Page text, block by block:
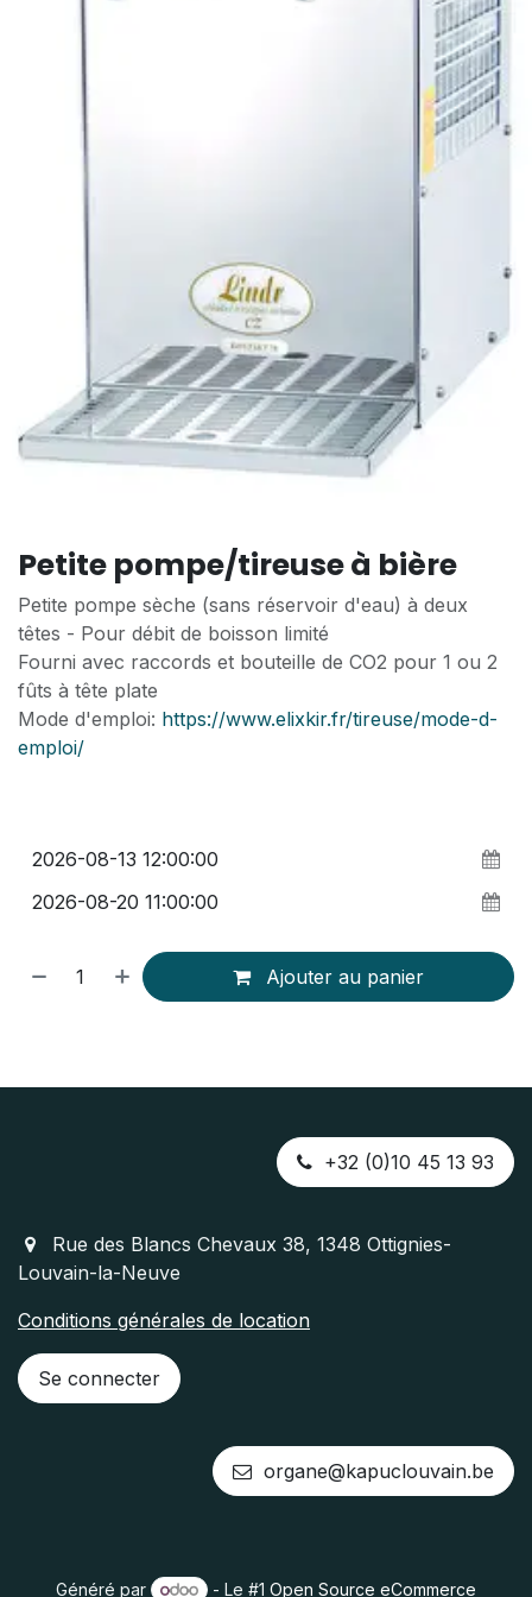
Petite pompe/tireuse à bière
Petite pompe sèche (sans réservoir d'eau) à deux
têtes - Pour débit de boisson limité
Fourni avec raccords et bouteille de CO2 pour 1 ou 2
fûts à tête plate
Mode d'emploi: https://www.elixkir.fr/tireuse/mode-d-
emploi/
Ajouter au panier
+32 (0)10 45 13 93
Rue des Blancs Chevaux 38, 1348 Ottignies-
Louvain-la-Neuve
Conditions ​générales de location
Se connecter
organe@kapuclouvain.be
Généré par - Le #1Open Source eCommerce